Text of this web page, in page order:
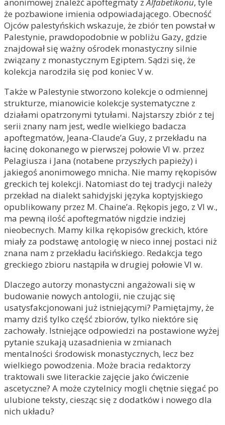
że pozbawione imienia odpowiadającego. Obecność
Ojców palestyńskich wskazuje, że zbiór ten powstał w
Palestynie, prawdopodobnie w pobliżu Gazy, gdzie
znajdował się ważny ośrodek monastyczny silnie
związany z monastycznym Egiptem. Sądzi się, że
kolekcja narodziła się pod koniec V w.
Także w Palestynie stworzono kolekcje o odmiennej
strukturze, mianowicie kolekcje systematyczne z
działami opatrzonymi tytułami. Najstarszy zbiór z tej
serii znany nam jest, wedle wielkiego badacza
apoftegmatów, Jeana-Claude’a Guy, z przekładu na
łacinę dokonanego w pierwszej połowie VI w. przez
Pelagiusza i Jana (notabene przyszłych papieży) i
jakiegoś anonimowego mnicha. Nie mamy rękopisów
greckich tej kolekcji. Natomiast do tej tradycji należy
przekład na dialekt sahidyjski języka koptyjskiego
opublikowany przez M. Chaine’a. Rękopis jego, z VI w.,
ma pewną ilość apoftegmatów nigdzie indziej
nieobecnych. Mamy kilka rękopisów greckich, które
miały za podstawę antologię w nieco innej postaci niż
znana nam z przekładu łacińskiego. Redakcja tego
greckiego zbioru nastąpiła w drugiej połowie VI w.
Dlaczego autorzy monastyczni angażowali się w
budowanie nowych antologii, nie czując się
usatysfakcjonowani już istniejącymi? Pamiętajmy, że
mamy dziś tylko część zbiorów, tylko niektóre się
zachowały. Istniejące odpowiedzi na postawione wyżej
pytanie szukają uzasadnienia w zmianach
mentalności środowisk monastycznych, lecz bez
wielkiego powodzenia. Może bracia redaktorzy
traktowali swe literackie zajęcie jako ćwiczenie
ascetyczne? A może czytelnicy mogli chętnie sięgać po
ulubione teksty, ciesząc się z dodatków i nowego dla
nich układu?